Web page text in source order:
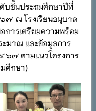
บชั้นประถมศึกษาปีที่
๗ ณ โรงเรียนอนุบาล
อการเตรียมความพร้อม
ะมาณ และข้อมูลการ
๖๗ ตามแนวโครงการ
ศึกษา)